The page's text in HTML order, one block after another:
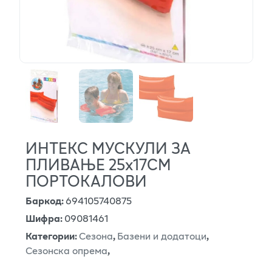
ИНТЕКС МУСКУЛИ ЗА
ПЛИВАЊЕ 25x17СМ
ПОРТОКАЛОВИ
Баркод:694105740875
Шифра:09081461
Категории:Сезона,Базени и додатоци,
Сезонска опрема,